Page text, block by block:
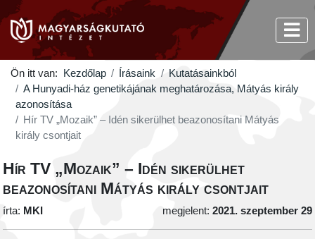
Ön itt van: Kezdőlap Írásaink
Kutatásainkból
A Hunyadi-ház genetikájának meghatározása, Mátyás király
azonosítása
Hír TV „Mozaik” – Idén sikerülhet beazonosítani Mátyás
király csontjait
Hír TV „Mozaik” – Idén sikerülhet
beazonosítani Mátyás király csontjait
írta: MKI megjelent: 2021. szeptember 29